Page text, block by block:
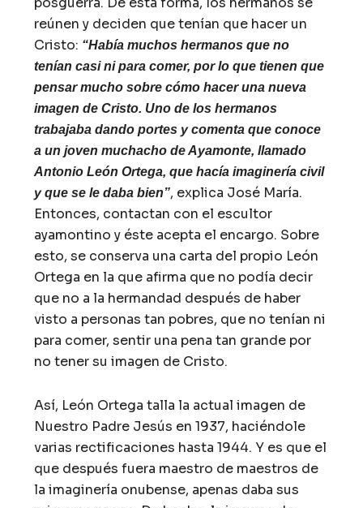
reúnen y deciden que tenían que hacer un
Cristo: “Había muchos hermanos que no
tenían casi ni para comer, por lo que tienen que
pensar mucho sobre cómo hacer una nueva
imagen de Cristo. Uno de los hermanos
trabajaba dando portes y comenta que conoce
a un joven muchacho de Ayamonte, llamado
Antonio León Ortega, que hacía imaginería civil
y que se le daba bien”, explica José María.
Entonces, contactan con el escultor
ayamontino y éste acepta el encargo. Sobre
esto, se conserva una carta del propio León
Ortega en la que afirma que no podía decir
que no a la hermandad después de haber
visto a personas tan pobres, que no tenían ni
para comer, sentir una pena tan grande por
no tener su imagen de Cristo.
Así, León Ortega talla la actual imagen de
Nuestro Padre Jesús en 1937, haciéndole
varias rectificaciones hasta 1944. Y es que el
que después fuera maestro de maestros de
la imaginería onubense, apenas daba sus